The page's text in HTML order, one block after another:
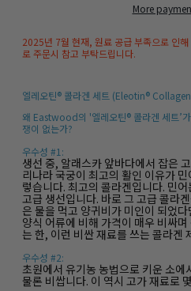
콜
라
세
트
콜
라
세
트
More
2025년 7월 현재, 원료 공급 부족으로 인
로 주문시 참고 부탁드립니다.
엘레오틴® 콜라겐 세트 (Eleotin®
왜 Eastwood의 '엘레오틴® 콜라겐 세트’
쟁이 없는가?
우수성 #1:
생선 중, 알래스카 앞바다에서 잡은
리나라 국궁이 최고의 활인 이유가
렇습니다. 최고의 콜라겐입니다. 민
고급 생선입니다. 바로 그 고급 콜라
은 물을 먹고 양귀비가 미인이 되었
양식 어류에 비해 가격이 매우 비싸
는 한, 이런 비싼 재료를 쓰는 콜라겐
우수성 #2:
초원에서 유기농 농법으로 키운 소에
물론 비쌉니다. 이 역시 고가 재료로